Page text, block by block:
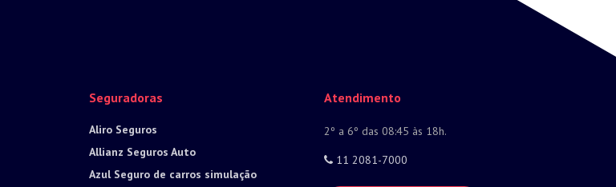
Seguradoras
Aliro Seguros
Allianz Seguros Auto
Azul Seguro de carros simulação
Atendimento
2º a 6º das 08:45 às 18h.
11 2081-7000